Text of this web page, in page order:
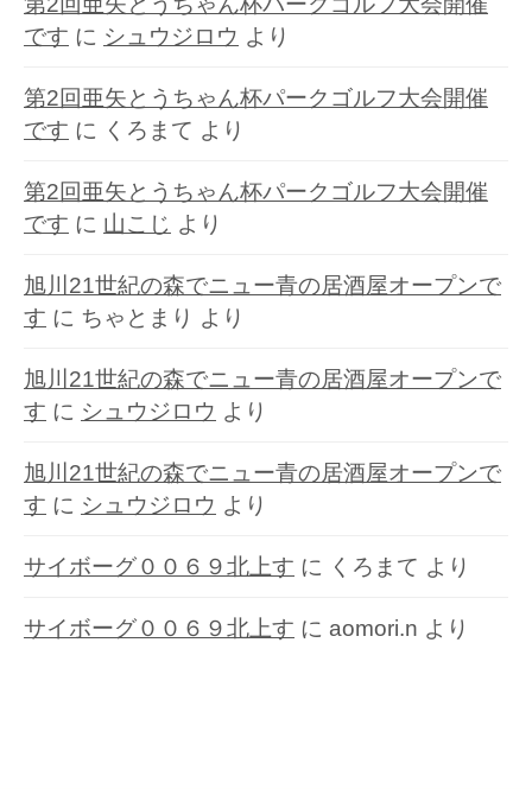
です に シュウジロウ より
第2回亜矢とうちゃん杯パークゴルフ大会開催
です に くろまて より
第2回亜矢とうちゃん杯パークゴルフ大会開催
です に 山こじ より
旭川21世紀の森でニュー青の居酒屋オープンで
す に ちゃとまり より
旭川21世紀の森でニュー青の居酒屋オープンで
す に シュウジロウ より
旭川21世紀の森でニュー青の居酒屋オープンで
す に シュウジロウ より
サイボーグ００６９北上す に くろまて より
サイボーグ００６９北上す に aomori.n より